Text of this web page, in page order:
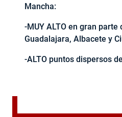
Mancha:
-MUY ALTO en gran parte
Guadalajara, Albacete y
-ALTO puntos dispersos